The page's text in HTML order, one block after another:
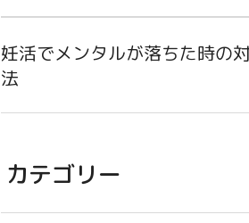
妊活でメンタルが落ちた時の
法
カテゴリー